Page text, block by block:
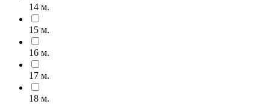
14 м.
15 м.
16 м.
17 м.
18 м.